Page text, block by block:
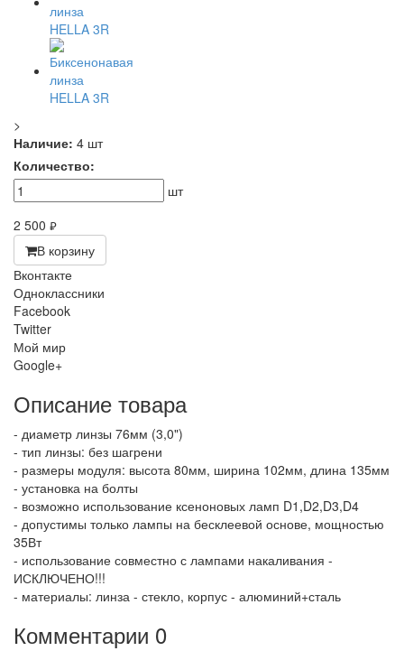
>
Наличие: 4 шт
Количество:
шт
2 500 руб.
В корзину
Вконтакте
Одноклассники
Facebook
Twitter
Мой мир
Google+
Описание товара
- диаметр линзы 76мм (3,0")
- тип линзы: без шагрени
- размеры модуля: высота 80мм, ширина 102мм, длина 135мм
- установка на болты
- возможно использование ксеноновых ламп D1,D2,D3,D4
- допустимы только лампы на бесклеевой основе, мощностью
35Вт
- использование совместно с лампами накаливания -
ИСКЛЮЧЕНО!!!
- материалы: линза - стекло, корпус - алюминий+сталь
Комментарии 0